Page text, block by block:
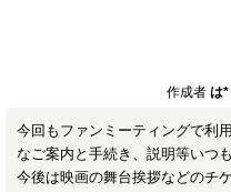
作成者 は
今回もファンミーティングで利
なご案内と手続き、説明等いつ
今後は映画の舞台挨拶などのチ